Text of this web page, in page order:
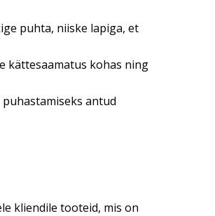
puhta, niiske lapiga, et
kättesaamatus kohas ning
antud
kliendile tooteid, mis on